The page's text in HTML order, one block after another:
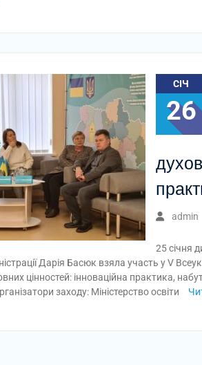
СІЧ
26
admin
25 січня
Дарія Басюк взяла участь у V
цінностей: інноваційна практика,
заходу: Міністерство освіти